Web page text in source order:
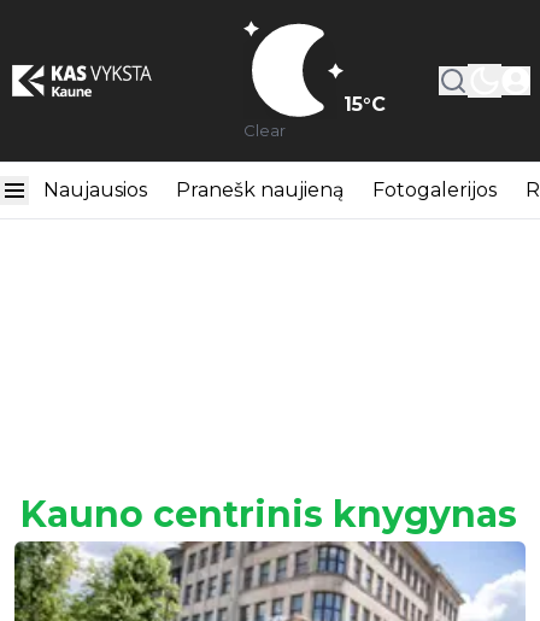
15°C
Clear
Naujausios Pranešk naujieną Fotogalerijos
Kauno centrinis knygynas